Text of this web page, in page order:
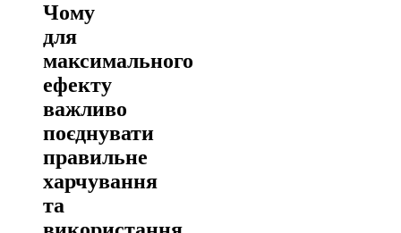
Чому
для
максимального
ефекту
важливо
поєднувати
правильне
харчування
та